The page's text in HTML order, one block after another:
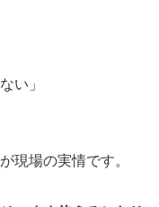
い」
現場の実情です。